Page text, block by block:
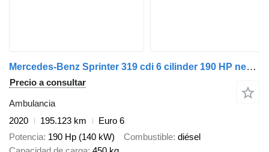
Mercedes-Benz Sprinter 319 cdi 6 cilinder 190 HP new modell 907
Precio a consultar
Ambulancia
2020
195.123 km
Euro 6
Potencia 190 Hp (140 kW) Combustible diésel